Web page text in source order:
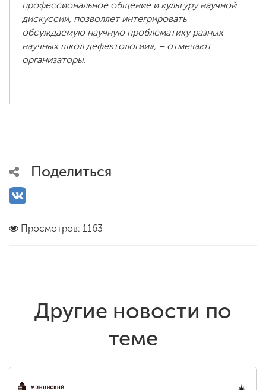
профессиональное общение и культуру научной
дискуссии, позволяет интегрировать
обсуждаемую научную проблематику разных
научных школ дефектологии», – отмечают
организаторы.
Поделиться
Просмотров: 1163
Другие новости по
теме